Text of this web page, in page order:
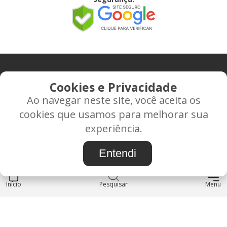
Início Pesquisar Menu
CONTATO
Rua Alice Frateano Figueiredo, 11-44 - Vila Triagem -
BAURU/SP - CEP: 17.030-038
CNPJ: 37.022.538/0001-07
INSTITUCIONAL
Cookies e Privacidade
Ao navegar neste site, você aceita os
cookies que usamos para melhorar sua
experiência.
Entendi